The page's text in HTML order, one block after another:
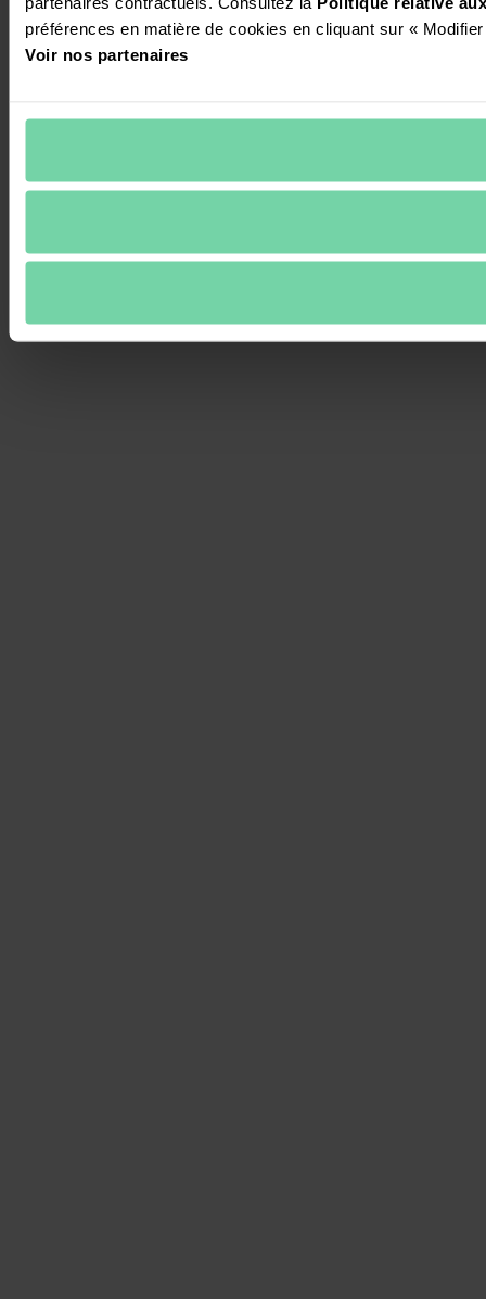
préférences en matière de cookies en cliquant sur «
Voir nos partenaires